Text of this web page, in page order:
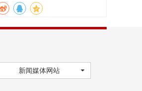
新闻媒体网站